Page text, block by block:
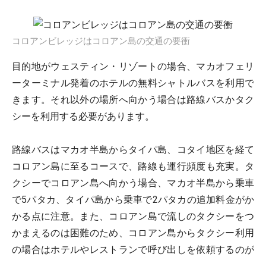
コロアンビレッジはコロアン島の交通の要衝
目的地がウェスティン・リゾートの場合、マカオフェリ
ーターミナル発着のホテルの無料シャトルバスを利用で
きます。それ以外の場所へ向かう場合は路線バスかタク
シーを利用する必要があります。
路線バスはマカオ半島からタイパ島、コタイ地区を経て
コロアン島に至るコースで、路線も運行頻度も充実。タ
クシーでコロアン島へ向かう場合、マカオ半島から乗車
で5パタカ、タイパ島から乗車で2パタカの追加料金がか
かる点に注意。また、コロアン島で流しのタクシーをつ
かまえるのは困難のため、コロアン島からタクシー利用
の場合はホテルやレストランで呼び出しを依頼するのが